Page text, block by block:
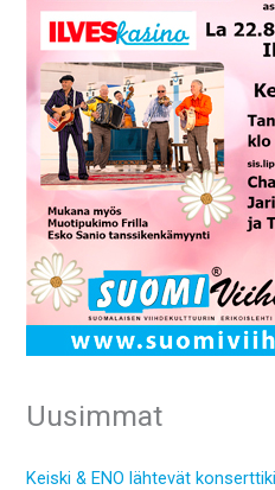
Uusimmat
Keiski & ENO lähtevät